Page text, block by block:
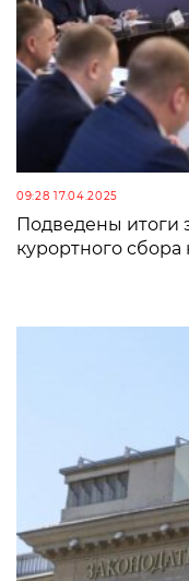
09:28 17.04.2025
Подведены итоги
курортного сбора